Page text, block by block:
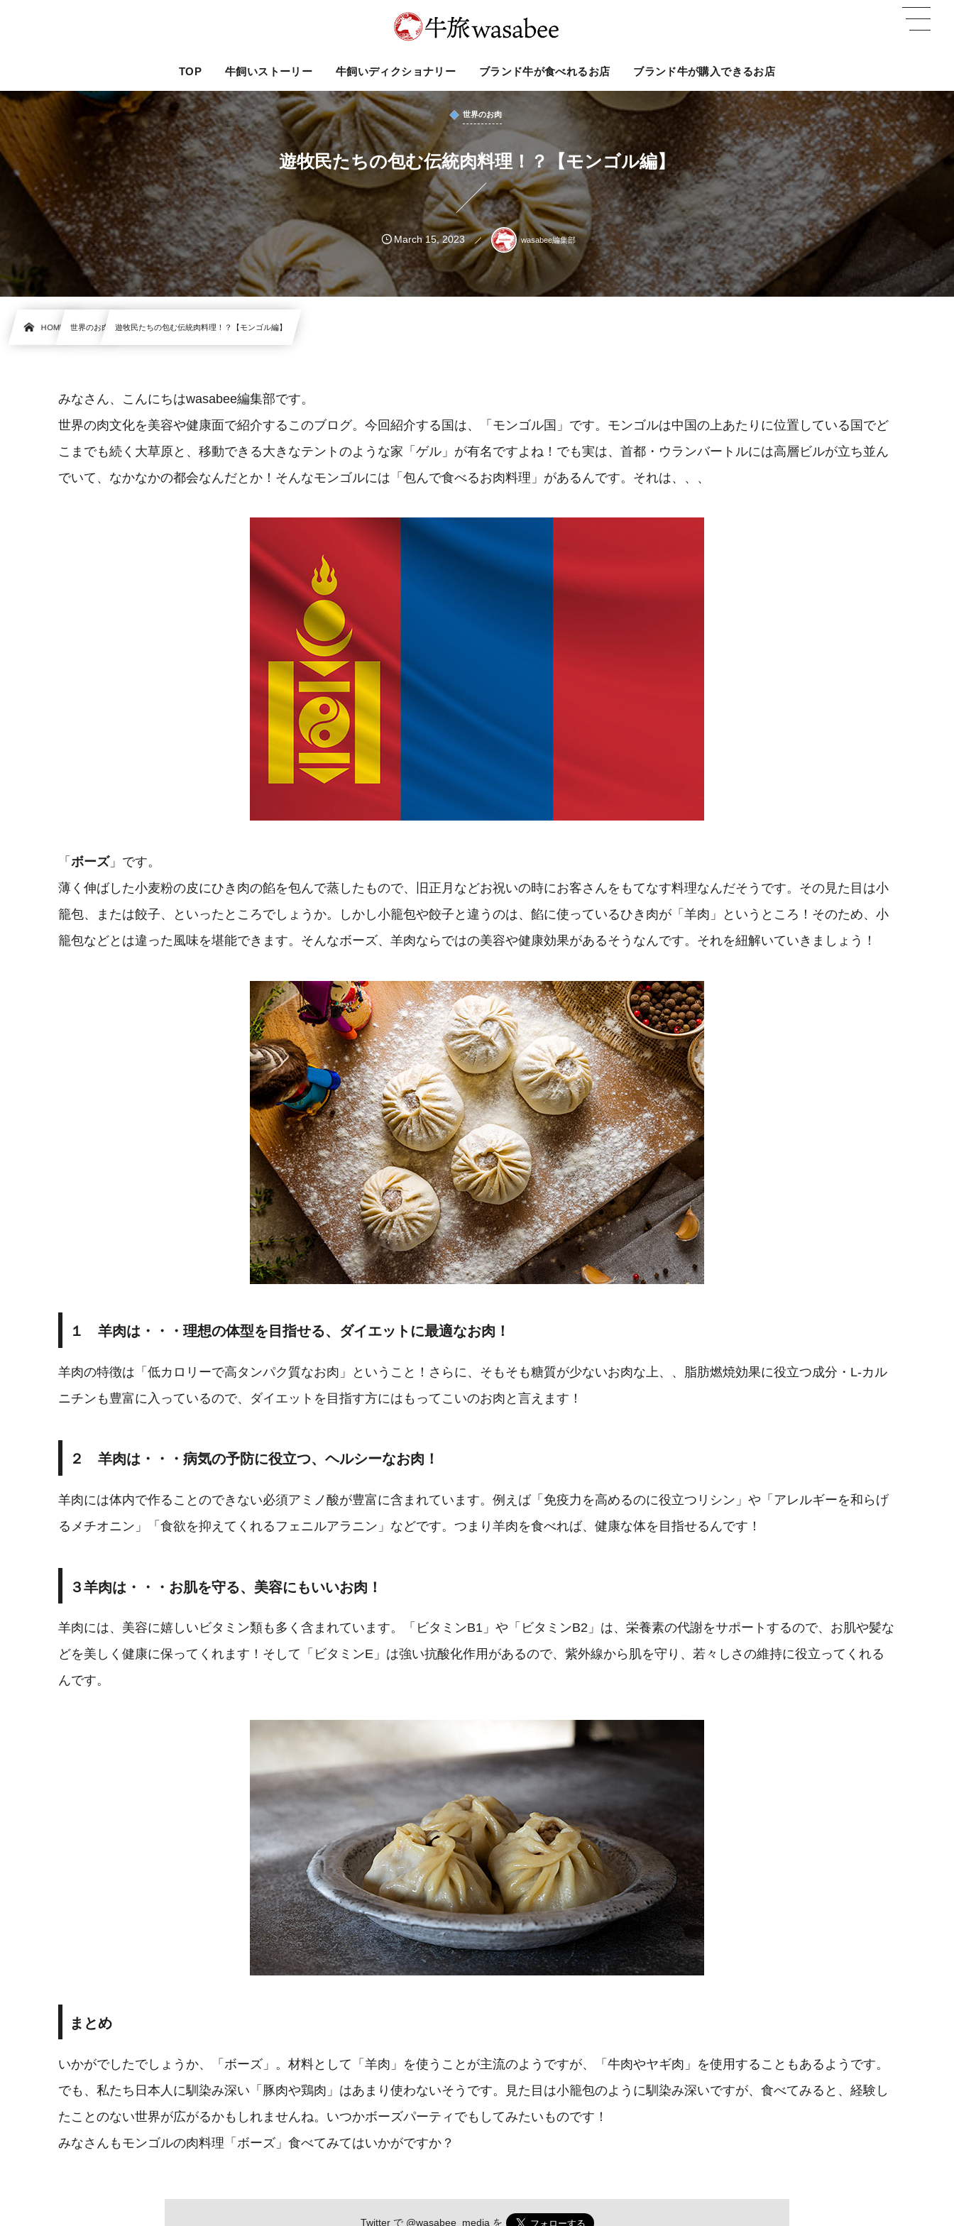
TOP 牛飼いストーリー 牛飼いディクショナリー ブランド牛が食べれるお店 ブランド牛が購入できるお店
世界のお肉
遊牧民たちの包む伝統肉料理！？【モンゴル編】
March 15,2023 wasabee編集部
HOME 世界のお肉 遊牧民たちの包む伝統肉料理！？【モンゴル編】
みなさん、こんにちはwasabee編集部です。
世界の肉文化を美容や健康面で紹介するこのブログ。今回紹介する国は、「モンゴル国」です。モンゴルは中国の上あたりに位置している国でど
こまでも続く大草原と、移動できる大きなテントのような家「ゲル」が有名ですよね！でも実は、首都・ウランバートルには高層ビルが立ち並ん
でいて、なかなかの都会なんだとか！そんなモンゴルには「包んで食べるお肉料理」があるんです。それは、、、
「 ボーズ」です。
薄く伸ばした小麦粉の皮にひき肉の餡を包んで蒸したもので、旧正月などお祝いの時にお客さんをもてなす料理なんだそうです。その見た目は小
籠包、または餃子、といったところでしょうか。しかし小籠包や餃子と違うのは、餡に使っているひき肉が「羊肉」というところ！そのため、小
籠包などとは違った風味を堪能できます。そんなボーズ、羊肉ならではの美容や健康効果があるそうなんです。それを紐解いていきましょう！
１ 羊肉は・・・理想の体型を目指せる、ダイエットに最適なお肉！
羊肉の特徴は「低カロリーで高タンパク質なお肉」ということ！さらに、そもそも糖質が少ないお肉な上、、脂肪燃焼効果に役立つ成分・L-カル
ニチンも豊富に入っているので、ダイエットを目指す方にはもってこいのお肉と言えます！
２ 羊肉は・・・病気の予防に役立つ、ヘルシーなお肉！
羊肉には体内で作ることのできない必須アミノ酸が豊富に含まれています。例えば「免疫力を高めるのに役立つリシン」や「アレルギーを和らげ
るメチオニン」「食欲を抑えてくれるフェニルアラニン」などです。つまり羊肉を食べれば、健康な体を目指せるんです！
３羊肉は・・・お肌を守る、美容にもいいお肉！
羊肉には、美容に嬉しいビタミン類も多く含まれています。「ビタミンB1」や「ビタミンB2」は、栄養素の代謝をサポートするので、お肌や髪な
どを美しく健康に保ってくれます！そして「ビタミンE」は強い抗酸化作用があるので、紫外線から肌を守り、若々しさの維持に役立ってくれる
んです。
まとめ
いかがでしたでしょうか、「ボーズ」。材料として「羊肉」を使うことが主流のようですが、「牛肉やヤギ肉」を使用することもあるようです。
でも、私たち日本人に馴染み深い「豚肉や鶏肉」はあまり使わないそうです。見た目は小籠包のように馴染み深いですが、食べてみると、経験し
たことのない世界が広がるかもしれませんね。いつかボーズパーティでもしてみたいものです！
みなさんもモンゴルの肉料理「ボーズ」食べてみてはいかがですか？
Twitter で @wasabee_mediaを